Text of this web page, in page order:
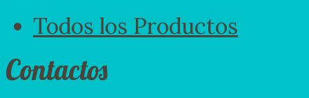
Todos los Productos
Contactos